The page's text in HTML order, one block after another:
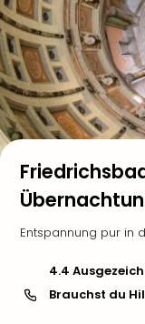
Entspannung pur in
4.4
Brauchst du